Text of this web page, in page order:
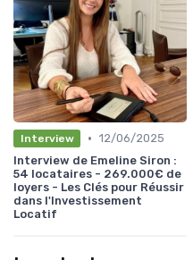
Interview • 12/06/2025
Interview de Emeline Siron :
54 locataires - 269.000€ de
loyers - Les Clés pour Réussir
dans l'Investissement
Locatif